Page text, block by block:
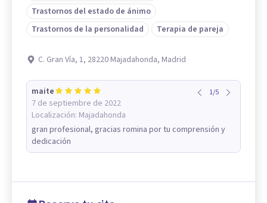
Trastornos del estado de ánimo
Trastornos de la personalidad
Terapia de pareja
C. Gran Vía, 1, 28220 Majadahonda, Madrid
maite
7 de septiembre de 2022
Localización: Majadahonda
1/5
gran profesional, gracias romina por tu comprensión y
dedicación